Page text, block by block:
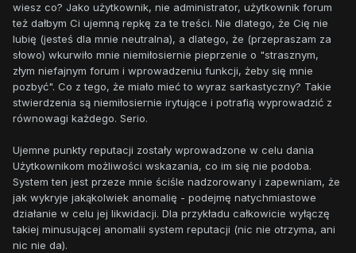
wiesz co? Jako użytkownik, nie administrator, użytkownik forum
też dałbym Ci ujemną repkę za te treści. Nie dlatego, że Cię nie
lubię (jesteś dla mnie neutralna), a dlatego, że (przepraszam za
słowo) wkurwiło mnie niemiłosiernie pieprzenie o "strasznym,
złym niefajnym forum i wprowadzeniu funkcji, żeby się mnie
pozbyć". Co z tego, że miało mieć to wyraz sarkastyczny? Takie
stwierdzenia są niemiłosiernie irytujące i potrafią wyprowadzić z
równowagi każdego. Serio.
Ujemne punkty reputacji zostały wprowadzone w celu dania
Użytkownikom możliwości wskazania, co im się nie podoba.
System ten jest przeze mnie ściśle nadzorowany i zapewniam, że
jak wykryje jakąkolwiek anomalię - podejmę natychmiastowe
działanie w celu jej likwidacji. Dla przykładu całkowicie wyłączę
takiej minusującej anomalii system reputacji (nic nie otrzyma, ani
nic nie da).